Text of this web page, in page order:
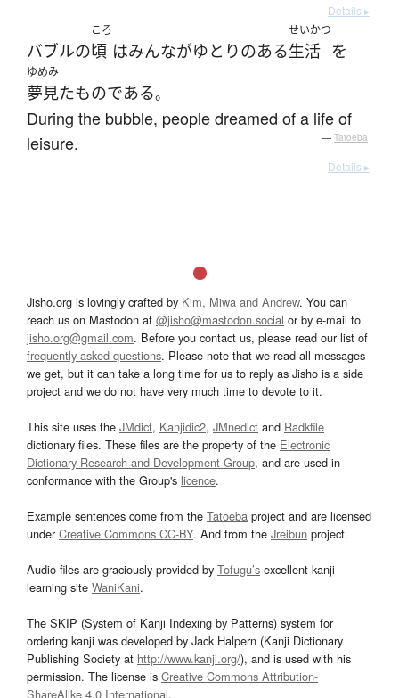
Details ▸
バブルの
ころ
頃 はみんながゆとりのある
せいかつ
生活 を
ゆめみ
夢見たものである。
During the bubble, people dreamed of a life of
leisure.
— Tatoeba
Details ▸
Jisho.org is lovingly crafted by Kim, Miwa and Andrew. You can
reach us on Mastodon at @jisho@mastodon.social or by e-mail to
jisho.org@gmail.com. Before you contact us, please read our list of
frequently asked questions. Please note that we read all messages
we get, but it can take a long time for us to reply as Jisho is a side
project and we do not have very much time to devote to it.
This site uses the JMdict, Kanjidic2, JMnedict and Radkfile
dictionary files. These files are the property of the Electronic
Dictionary Research and Development Group, and are used in
conformance with the Group's licence.
Example sentences come from the Tatoeba project and are licensed
underCreative Commons CC-BY. And from the Jreibun project.
Audio files are graciously provided by Tofugu’s excellent kanji
learning site WaniKani.
The SKIP (System of Kanji Indexing by Patterns) system for
ordering kanji was developed by Jack Halpern (Kanji Dictionary
Publishing Society at http://www.kanji.org/), and is used with his
permission. The license is Creative Commons Attribution-
ShareAlike 4.0 International.